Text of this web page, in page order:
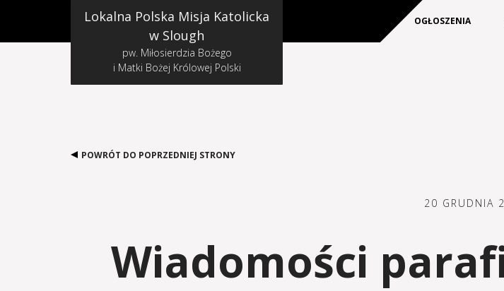
Lokalna Polska Misja Katolicka
w Slough
pw. Miłosierdzia Bożego
i Matki Bożej Królowej Polski
OGŁOSZENIA
POWRÓT DO POPRZEDNIEJ STRONY
20 GRUDNIA
Wiadomości